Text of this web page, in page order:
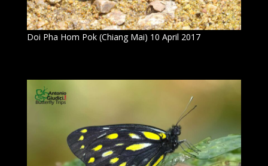
Doi Pha Hom Pok (Chiang Mai) 10 April 2017